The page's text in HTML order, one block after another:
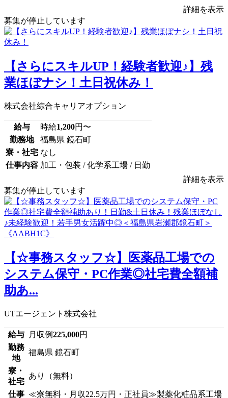
詳細を表示
募集が停止しています
【さらにスキルUP！経験者歓迎♪】残
業ほぼナシ！土日祝休み！
株式会社綜合キャリアオプション
給与 時給1,200円〜
勤務地
福島県 鏡石町
寮・社宅 なし
仕事内容 加工・包装 / 化学系工場 / 日勤
詳細を表示
募集が停止しています
【☆事務スタッフ☆】医薬品工場での
システム保守・PC作業◎社宅費全額補
助あ...
UTエージェント株式会社
給与 月収例225,000円
勤務
地
福島県 鏡石町
寮・
社宅
あり（無料）
仕事 ≪寮無料・月収22.5万円・正社員≫製薬化粧品系工場